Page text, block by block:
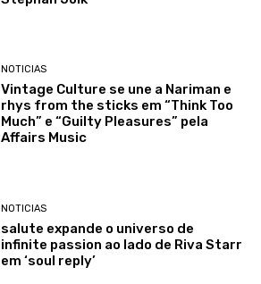
NOTICIAS
Vintage Culture se une a Nariman e
rhys from the sticks em “Think Too
Much” e “Guilty Pleasures” pela
Affairs Music
NOTICIAS
salute expande o universo de
infinite passion ao lado de Riva Starr
em ‘soul reply’